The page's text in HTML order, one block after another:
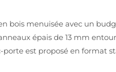
bois menuisée avec un
épais de 13 mm
est proposé en format